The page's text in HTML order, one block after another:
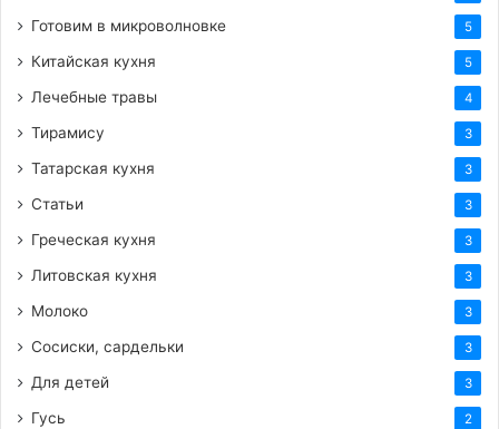
Готовим в микроволновке 5
Китайская кухня 5
Лечебные травы 4
Тирамису 3
Татарская кухня 3
Статьи 3
Греческая кухня 3
Литовская кухня 3
Молоко 3
Сосиски, сардельки 3
Для детей 3
Гусь 2